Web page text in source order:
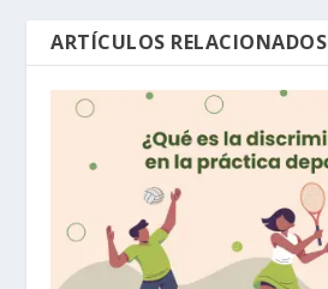
ARTÍCULOS RELACIONADOS